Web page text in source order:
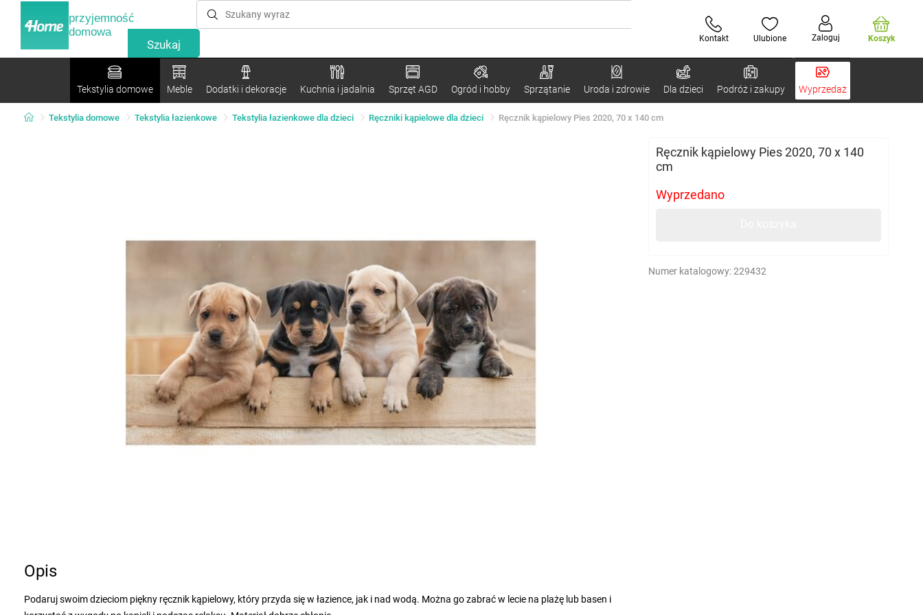
przyjemność
domowa
Kontakt Ulubione Zaloguj Koszyk
Tekstylia domowe Meble Dodatki i dekoracje Kuchnia i jadalnia Sprzęt AGD Ogród i hobby Sprzątanie Uroda i zdrowie Dla dzieci Podróż i zakupy Wyprzedaż
Tekstylia domowe Tekstylia łazienkowe Tekstylia łazienkowe dla dzieci Ręczniki kąpielowe dla dzieci Ręcznik kąpielowy Pies 2020, 70 x 140 cm
Ręcznik kąpielowy Pies 2020, 70 x 140
cm
Wyprzedano
Numer katalogowy:229432
Opis
Podaruj swoim dzieciom piękny ręcznik kąpielowy, który przyda się w łazience, jak i nad wodą. Można go zabrać w lecie na plażę lub basen i